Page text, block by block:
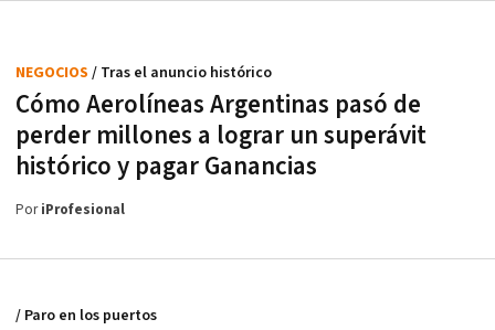
Cómo Aerolíneas Argentinas pasó de
perder millones a lograr un superávit
histórico y pagar Ganancias
NEGOCIOS / Tras el anuncio histórico
PoriProfesional
/ Paro en los puertos